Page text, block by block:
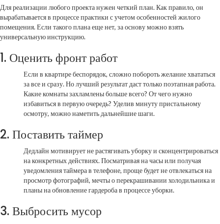
Для реализации любого проекта нужен четкий план. Как правило, он
вырабатывается в процессе практики с учетом особенностей жилого
помещения. Если такого плана еще нет, за основу можно взять
универсальную инструкцию.
1. Оценить фронт работ
Если в квартире беспорядок, сложно побороть желание хвататься
за все и сразу. Но лучший результат даст только поэтапная работа.
Какиекомнаты захламлены больше всего? От чего нужно
избавиться в первую очередь? Уделив минуту пристальному
осмотру, можно наметить дальнейшие шаги.
2. Поставить таймер
Дедлайн мотивирует не растягивать уборку и сконцентрироваться
на конкретных действиях. Посматривая на часы или получая
уведомления таймера в телефоне, проще будет не отвлекаться на
просмотр фотографий, мечты оперекрашивании холодильника и
планы на обновление гардероба в процессе уборки.
3. Выбросить мусор